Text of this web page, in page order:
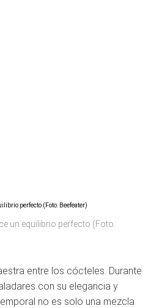
un equilibrio perfecto (Foto:
entre los cócteles. Durante
con su elegancia y
no es solo una mezcla